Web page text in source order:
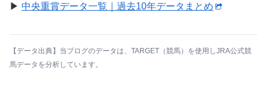
▶︎ 中央重賞データ一覧｜過去10年データまとめ
【データ出典】当ブログのデータは、 TARGET（競馬） を使用しJRA公式競
馬データを分析しています。